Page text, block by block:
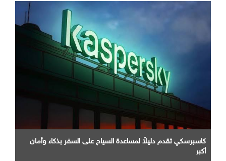
كاسبرسكي تقدم دليلاً لمساعدة السياح على السفر بذكاء وأمان
أكبر